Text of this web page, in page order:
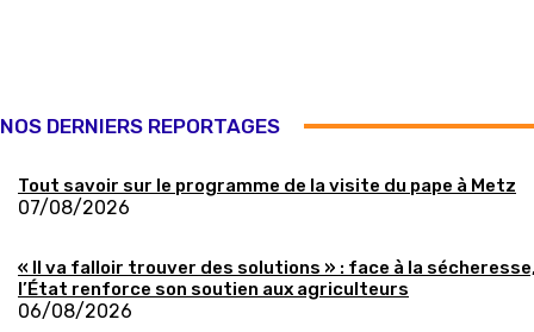
NOS DERNIERS REPORTAGES
Tout savoir sur le programme de la visite du pape à Metz
07/08/2026
« Il va falloir trouver des solutions » : face à la
l’État renforce son soutien aux agriculteurs
06/08/2026